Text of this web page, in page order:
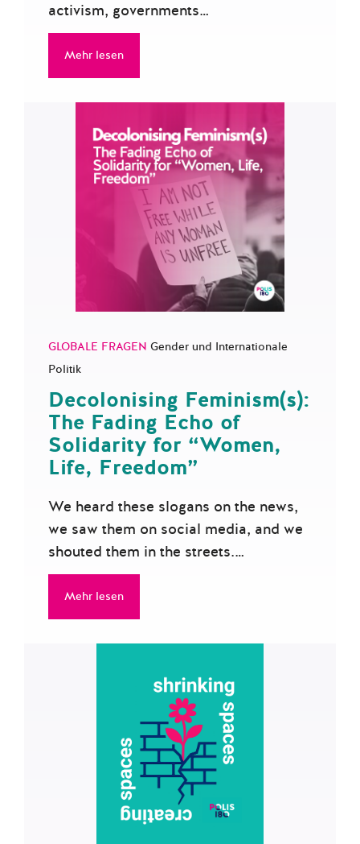
activism, governments…
Mehr lesen
GLOBALE FRAGEN Gender und Internationale
Politik
Decolonising Feminism(s):
The Fading Echo of
Solidarity for “Women,
Life, Freedom”
We heard these slogans on the news,
we saw them on social media, and we
shouted them in the streets.…
Mehr lesen